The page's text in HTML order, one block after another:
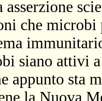
asserzione
che
siano attivi
appunto sta
la Nuova